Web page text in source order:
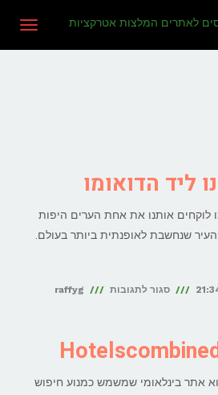
ליד הדואומו
לוקחים אותנו את אחת הערים היפות
שנחשבת לאופנתית ביותר בעולם.
סגור לתגובות על
ליד
הדואומו
raffyg
אתר בינלאומי שמשמש כמנוע חיפוש